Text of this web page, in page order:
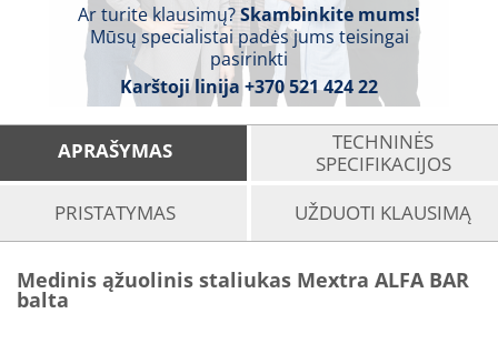
Ar turite klausimų?Skambinkite mums!
Mūsų specialistai padės jums teisingai
pasirinkti
Karštoji linija +370 521 424 22
APRAŠYMAS
TECHNINĖS
SPECIFIKACIJOS
PRISTATYMAS
UŽDUOTI KLAUSIMĄ
Medinis ąžuolinis staliukas Mextra ALFA BAR
balta